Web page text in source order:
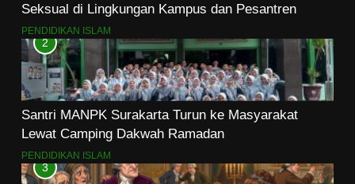
Seksual di Lingkungan Kampus dan Pesantren
PENDIDIKAN ISLAM
2
Santri MANPK Surakarta Turun ke Masyarakat
Lewat Camping Dakwah Ramadan
PENDIDIKAN ISLAM
3